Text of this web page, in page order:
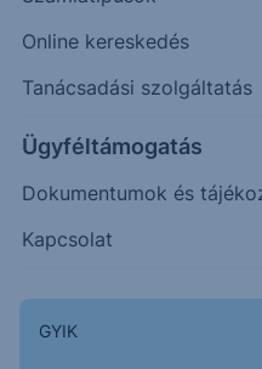
Online kereskedés
Tanácsadási szolgáltatás
Ügyféltámogatás
Dokumentumok és
Kapcsolat
GYIK
egy flat típus lesz, ami